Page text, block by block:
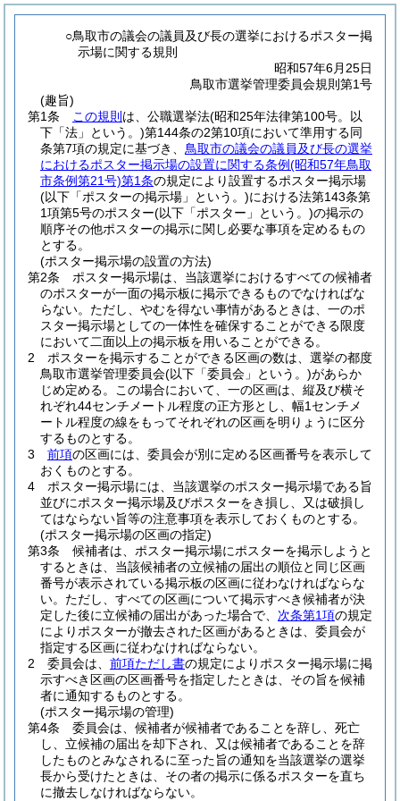
○鳥取市の議会の議員及び長の選挙におけるポスター掲
示場に関する規則
昭和57年6月25日
鳥取市選挙管理委員会規則第1号
(趣旨)
第1条
この規則 は、公職選挙法(昭和25年法律第100号。以
下「法」という。)第144条の2第10項において準用する同
条第7項の規定に基づき、 鳥取市の議会の議員及び長の選挙
におけるポスター掲示場の設置に関する条例(昭和57年鳥取
市条例第21号)第1条の規定により設置するポスター掲示場
(以下「ポスターの掲示場」という。)における法第143条第
1項第5号のポスター(以下「ポスター」という。)の掲示の
順序その他ポスターの掲示に関し必要な事項を定めるもの
とする。
(ポスター掲示場の設置の方法)
第2条
ポスター掲示場は、当該選挙におけるすべての候補者
のポスターが一面の掲示板に掲示できるものでなければな
らない。 ただし、やむを得ない事情があるときは、一のポ
スター掲示場としての一体性を確保することができる限度
において二面以上の掲示板を用いることができる。
2
ポスターを掲示することができる区画の数は、選挙の都度
鳥取市選挙管理委員会(以下「委員会」という。)があらか
じめ定める。
この場合において、一の区画は、縦及び横そ
れぞれ44センチメートル程度の正方形とし、幅1センチメ
ートル程度の線をもってそれぞれの区画を明りょうに区分
するものとする。
3
前項の区画には、委員会が別に定める区画番号を表示して
おくものとする。
4
ポスター掲示場には、当該選挙のポスター掲示場である旨
並びにポスター掲示場及びポスターをき損し、又は破損し
てはならない旨等の注意事項を表示しておくものとする。
(ポスター掲示場の区画の指定)
第3条
候補者は、ポスター掲示場にポスターを掲示しようと
するときは、当該候補者の立候補の届出の順位と同じ区画
番号が表示されている掲示板の区画に従わなければならな
い。 ただし、すべての区画について掲示すべき候補者が決
定した後に立候補の届出があった場合で、 次条第1項の規定
によりポスターが撤去された区画があるときは、委員会が
指定する区画に従わなければならない。
2
委員会は、 前項ただし書の規定によりポスター掲示場に掲
示すべき区画の区画番号を指定したときは、その旨を候補
者に通知するものとする。
(ポスター掲示場の管理)
第4条
委員会は、候補者が候補者であることを辞し、死亡
し、立候補の届出を却下され、又は候補者であることを辞
したものとみなされるに至った旨の通知を当該選挙の選挙
長から受けたときは、その者の掲示に係るポスターを直ち
に撤去しなければならない。